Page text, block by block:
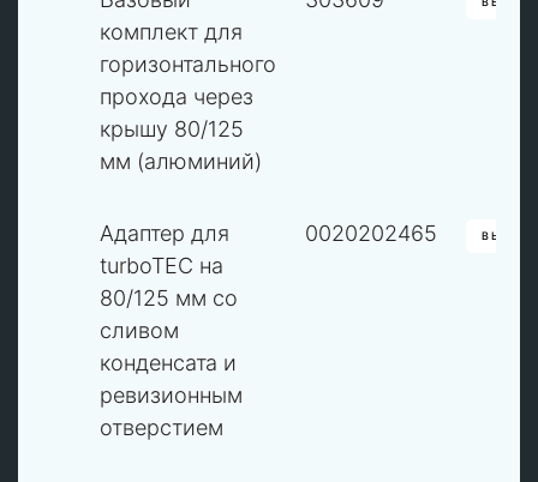
комплект для
горизонтального
прохода через
крышу 80/125
мм (алюминий)
Адаптер для
turboTEC на
80/125 мм со
сливом
конденсата и
ревизионным
отверстием
0020202465